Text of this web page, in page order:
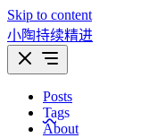
Skip to content
小陶持续精进
Posts
Tags
About